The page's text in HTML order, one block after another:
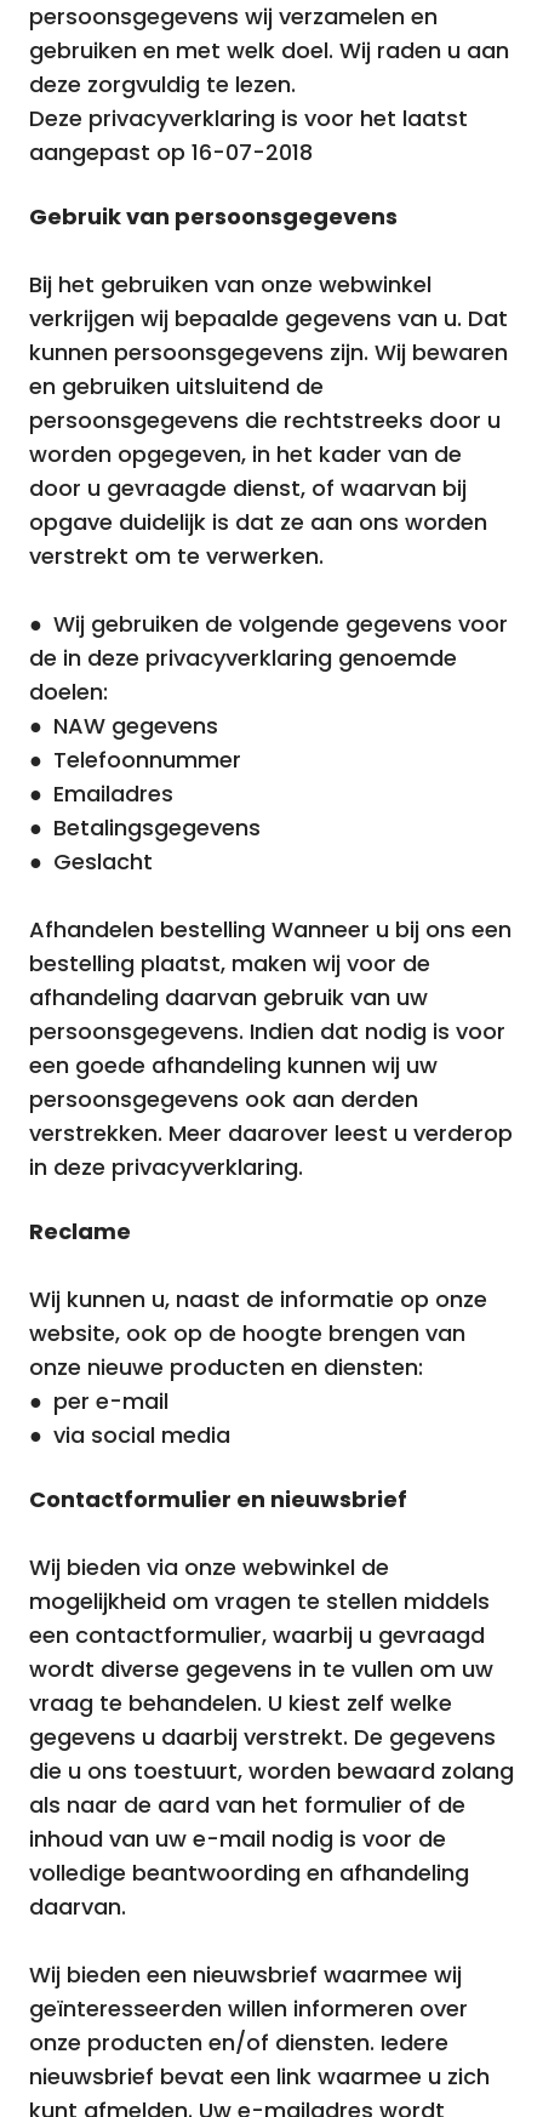
persoonsgegevens wij verzamelen en
gebruiken en met welk doel. Wij raden u aan
deze zorgvuldig te lezen.
Deze privacyverklaring is voor het laatst
aangepast op 16-07-2018
Gebruik van persoonsgegevens
Bij het gebruiken van onze webwinkel
verkrijgen wij bepaalde gegevens van u. Dat
kunnen persoonsgegevens zijn. Wij bewaren
en gebruiken uitsluitend de
persoonsgegevens die rechtstreeks door u
worden opgegeven, in het kader van de
door u gevraagde dienst, of waarvan bij
opgave duidelijk is dat ze aan ons worden
verstrekt om te verwerken.
● Wij gebruiken de volgende gegevens voor
de in deze privacyverklaring genoemde
doelen:
● NAW gegevens
● Telefoonnummer
● Emailadres
● Betalingsgegevens
● Geslacht
Afhandelen bestelling Wanneer u bij ons een
bestelling plaatst, maken wij voor de
afhandeling daarvan gebruik van uw
persoonsgegevens. Indien dat nodig is voor
een goede afhandeling kunnen wij uw
persoonsgegevens ook aan derden
verstrekken. Meer daarover leest u verderop
in deze privacyverklaring.
Reclame
Wij kunnen u, naast de informatie op onze
website, ook op de hoogte brengen van
onze nieuwe producten en diensten:
● per e-mail
● via social media
Contactformulier en nieuwsbrief
Wij bieden via onze webwinkel de
mogelijkheid om vragen te stellen middels
een contactformulier, waarbij u gevraagd
wordt diverse gegevens in te vullen om uw
vraag te behandelen. U kiest zelf welke
gegevens u daarbij verstrekt. De gegevens
die u ons toestuurt, worden bewaard zolang
als naar de aard van het formulier of de
inhoud van uw e-mail nodig is voor de
volledige beantwoording en afhandeling
daarvan.
Wij bieden een nieuwsbrief waarmee wij
geïnteresseerden willen informeren over
onze producten en/of diensten. Iedere
nieuwsbrief bevat een link waarmee u zich
kunt afmelden. Uw e-mailadres wordt